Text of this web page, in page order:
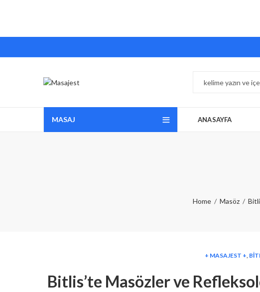
MASAJ ANASAYFA
Home Masöz
+ MASAJEST +,
Bitlis’te Masözler ve